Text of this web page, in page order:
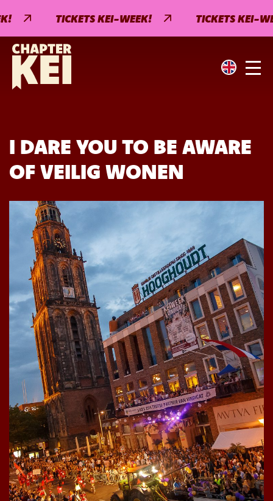
TICKETS KEI-WEEK! TICKETS KEI-
I DARE YOU TO BE AWARE
OF VEILIG WONEN